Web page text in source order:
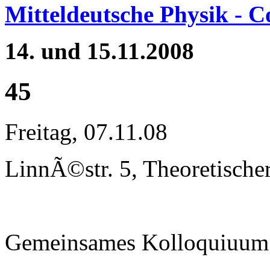
Mitteldeutsche Physik -
14. und 15.11.2008
45
Freitag, 07.11.08
LinnÃ©str. 5,
Gemeinsames